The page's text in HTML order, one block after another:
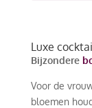
Luxe
Bijzondere
Voor de
bloemen